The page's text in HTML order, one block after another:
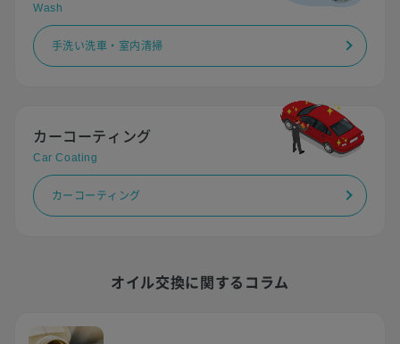
Wash
手洗い洗車・室内清掃
カーコーティング
Car Coating
カーコーティング
オイル交換に関するコラム